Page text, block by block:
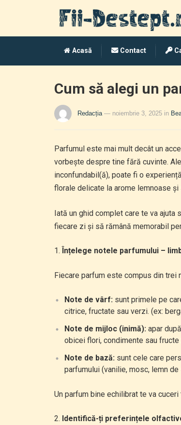
Acasă Contact
Cum să alegi un
Redacția — noiembrie 3, 2025 in
Parfumul este mai mult decât un
vorbește despre tine fără cuvinte.
inconfundabil(ă), poate fi o
florale delicate la arome lemnoase și
Iată un ghid complet care te va
fiecare zi și să rămână memorabil
Înțelege notele parfumului –
Fiecare parfum este compus din trei
Note de vârf: sunt primele pe
citrice, fructate sau verzi. (ex:
Note de mijloc (inimă): apar
obicei flori, condimente sau fructe
Note de bază: sunt cele care
parfumului (vanilie, mosc, lemn
Un parfum bine echilibrat te va
Identifică-ți preferințele